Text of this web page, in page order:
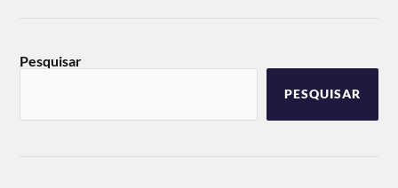
Pesquisar
PESQUISAR